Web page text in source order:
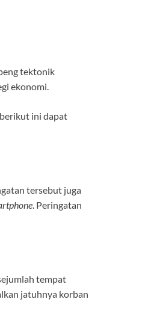
tektonik
ekonomi.
ini dapat
tersebut juga
. Peringatan
tempat
jatuhnya korban